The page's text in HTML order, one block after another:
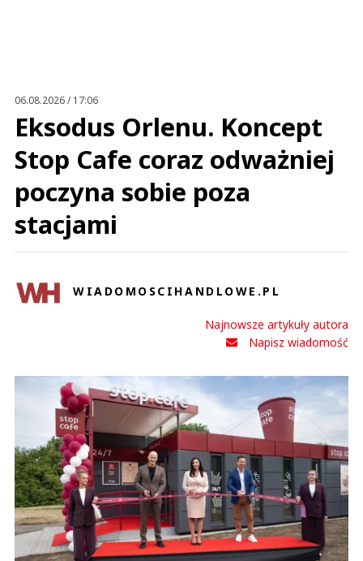
06.08.2026 / 17:06
Eksodus Orlenu. Koncept
Stop Cafe coraz odważniej
poczyna sobie poza
stacjami
WIADOMOSCIHANDLOWE.PL
Najnowsze artykuły autora
Napisz wiadomość